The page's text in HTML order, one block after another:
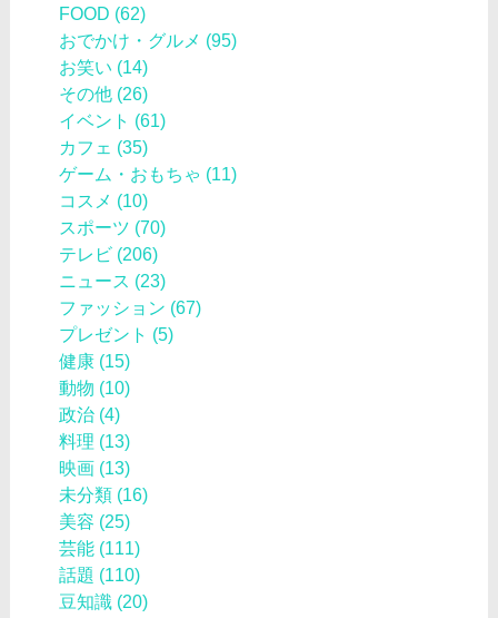
FOOD (62)
おでかけ・グルメ (95)
お笑い (14)
その他 (26)
イベント (61)
カフェ (35)
ゲーム・おもちゃ (11)
コスメ (10)
スポーツ (70)
テレビ (206)
ニュース (23)
ファッション (67)
プレゼント (5)
健康 (15)
動物 (10)
政治 (4)
料理 (13)
映画 (13)
未分類 (16)
美容 (25)
芸能 (111)
話題 (110)
豆知識 (20)